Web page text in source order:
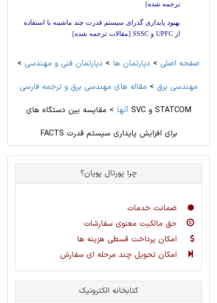
ترجمه شده]
بهبود پایداری گذرای سیستم قدرت چند ماشینه با استفاده
از UPFC و SSSC [مقالات ترجمه شده]
صفحه اصلی > دپارتمان ها > دپارتمان فنی و مهندسی >
مهندسی برق > مقاله های مهندسی برق و ترجمه فارسی
آنها > مقایسه بین دستگاه های SVC و STATCOM
FACTS برای افزایش پایداری سیستم قدرت
چرا پورتال پویان؟
ضمانت خدمات
حق مالکیت معنوی سفارشات
امکان پرداخت قسطی هزینه ها
امکان تحویل چند مرحله ای سفارش
کتابخانه الکترونیک